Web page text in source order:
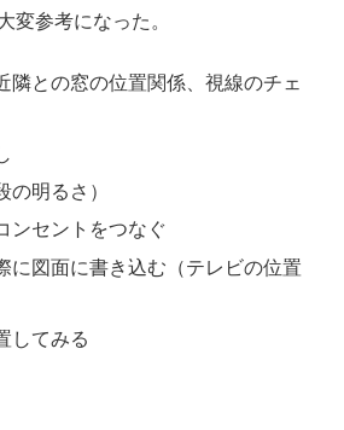
変参考になった。
隣との窓の位置関係、視線のチェ
の明るさ）
ンセントをつなぐ
に図面に書き込む（テレビの位置
してみる